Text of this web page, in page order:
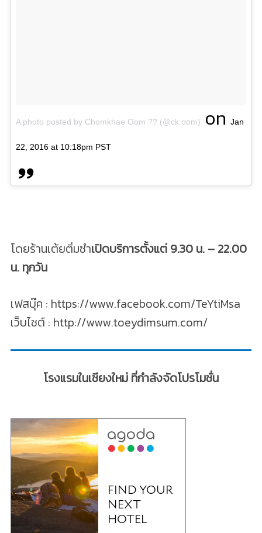
A photo posted by Chomkhae Oom ?? (@ck.oom) on Jan
22, 2016 at 10:18pm PST
โดยร้านเต้ยติ่มซำเปิดบริการตั้งแต่ 9.30 น. – 22.00
น. ทุกวัน
เฟสบุ๊ค : https://www.facebook.com/TeYtiMsa
เว็บไซต์ : http://www.toeydimsum.com/
โรงแรมในเชียงใหม่ ที่กำลังจัดโปรโมชั่น